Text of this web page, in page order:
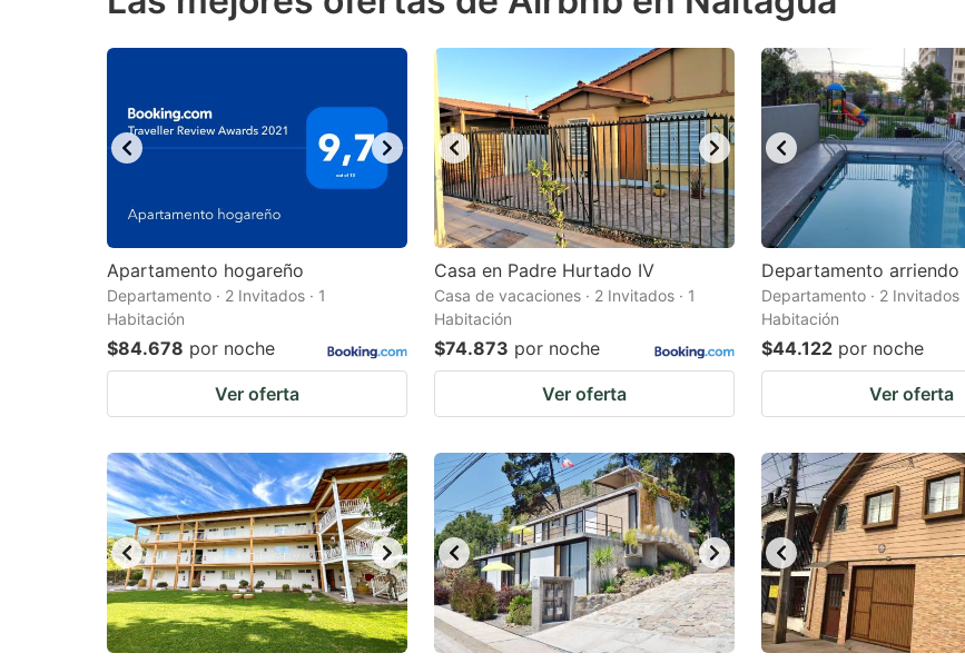
to
keyboard
shortcuts
for
changing
dates.
key
to
get
the
keyboard
shortcuts
for
changing
dates.
Apartamento hogareño
Departamento · 2 Invitados · 1
Habitación
$84.678 por noche
Ver oferta
Casa en Padre Hurtado IV
Casa de vacaciones · 2 Invitados · 1
Habitación
$74.873 por noche
Ver oferta
Departamento arriendo
Departamento · 2 Invitados
Habitación
$44.122 por noche
Ver oferta